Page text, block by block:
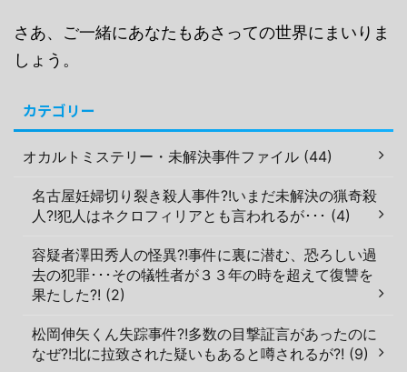
さあ、ご一緒にあなたもあさっての世界にまいりま
しょう。
カテゴリー
オカルトミステリー・未解決事件ファイル (44)
名古屋妊婦切り裂き殺人事件?!いまだ未解決の猟奇殺
人?!犯人はネクロフィリアとも言われるが･･･ (4)
容疑者澤田秀人の怪異?!事件に裏に潜む、恐ろしい過
去の犯罪･･･その犠牲者が３３年の時を超えて復讐を
果たした?! (2)
松岡伸矢くん失踪事件?!多数の目撃証言があったのに
なぜ?!北に拉致された疑いもあると噂されるが?! (9)